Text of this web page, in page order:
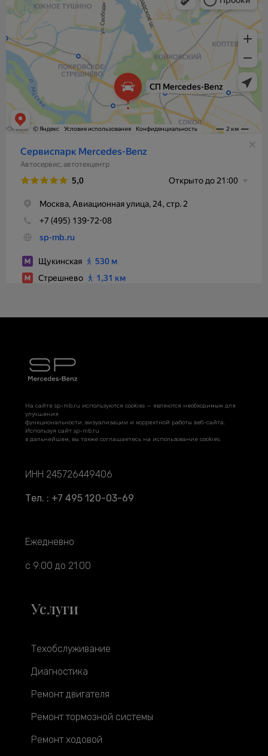
На сайте sp-mb.ru используются cookies — являются необходимым для
улучшения
функциональности, визуализации и корректной работы веб-сайта.
Используя сайт sp-mb.ru
в дальнейшем, вы также соглашаетесь на использование cookies.
ИНН 245726449406
Тел. : +7 495 120-03-69
Ежедневно
с 9:00 до 21:00
Услуги
Техобслуживание
Диагностика
Ремонт двигателя
Ремонт тормозной системы
Ремонт ходовой